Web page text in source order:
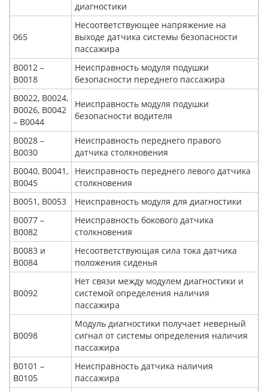
диагностики
065
Несоответствующее напряжение на
выходе датчика системы безопасности
пассажира
В0012 –
В0018
Неисправность модуля подушки
безопасности переднего пассажира
В0022, В0024,
В0026, В0042
– В0044
Неисправность модуля подушки
безопасности водителя
В0028 –
В0030
Неисправность переднего правого
датчика столкновения
В0040, В0041,
В0045
Неисправность переднего левого датчика
столкновения
В0051, В0053
Неисправность модуля для диагностики
В0077 –
В0082
Неисправность бокового датчика
столкновения
В0083 и
В0084
Несоответствующая сила тока датчика
положения сиденья
В0092
Нет связи между модулем диагностики и
системой определения наличия
пассажира
В0098
Модуль диагностики получает неверный
сигнал от системы определения наличия
пассажира
В0101 –
В0105
Неисправность датчика наличия
пассажира